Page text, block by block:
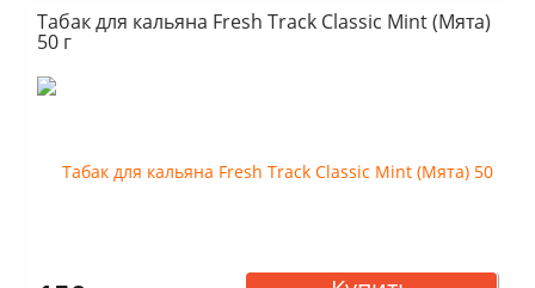
Табак для кальяна Fresh Track Classic Mint (Мята)
50 г